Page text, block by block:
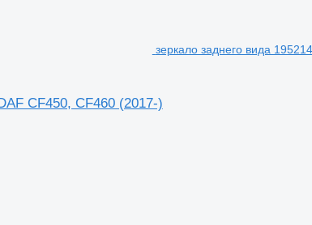
зеркало заднего вида
CF450, CF460 (2017-)